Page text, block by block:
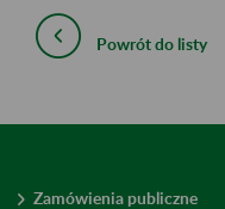
Powrót do listy
Zamówienia publiczne